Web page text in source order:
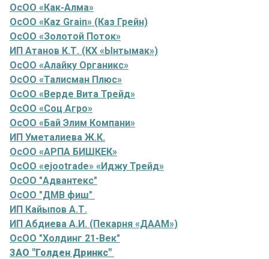
ОсОО «Как-Алма»
ОсОО «Kaz Grain» (Каз Грейн)
ОсОО «Золотой Поток»
ИП Атанов К.Т. (КХ «Ынтымак»)
ОсОО «Алайку Органикс»
ОсОО «Талисман Плюс»
ОсОО «Верде Вита Трейд»
ОсОО «Соц Агро»
ОсОО «Бай Элим Компани»
ИП Уметалиева Ж.К.
ОсОО «АРПА БИШКЕК»
ОсОО «ejootrade» «Иджу Трейд»
ОсОО "Адвантекс"
ОсОО "ДМВ фиш"
ИП Кайыпов А.Т.
ИП Абдиева А.И. (Пекарня «ДААМ»)
ОсОО "Холдинг 21-Век"
ЗАО "Голден Дринкс"